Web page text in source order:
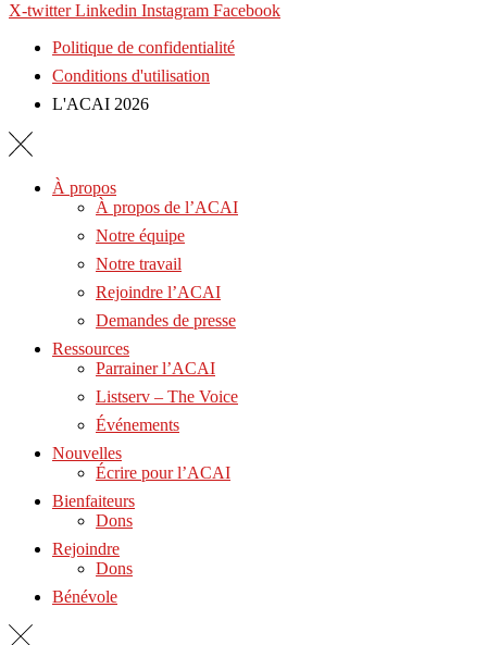
X-twitter Linkedin Instagram Facebook
Politique de confidentialité
Conditions d'utilisation
L'ACAI 2026
À propos
À propos de l’ACAI
Notre équipe
Notre travail
Rejoindre l’ACAI
Demandes de presse
Ressources
Parrainer l’ACAI
Listserv – The Voice
Événements
Nouvelles
Écrire pour l’ACAI
Bienfaiteurs
Dons
Rejoindre
Dons
Bénévole